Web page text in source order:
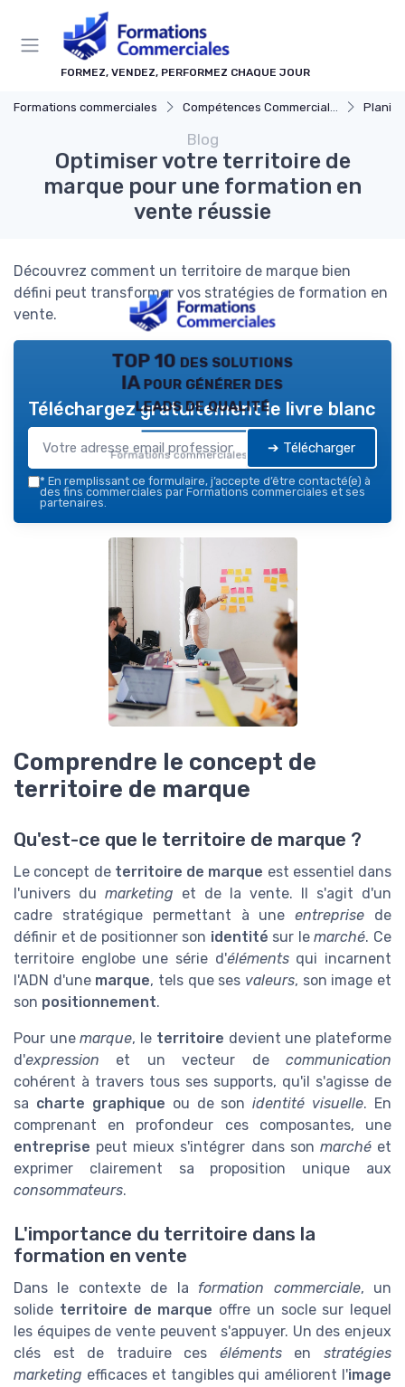
FORMEZ, VENDEZ, PERFORMEZ CHAQUE JOUR
Formations commerciales Compétences Commerciales Clés
Blog
Optimiser votre territoire de
marque pour une formation en
vente réussie
Découvrez comment un territoire de marque bien
défini peut transformer vos stratégies de formation en
vente.
TOP 10 des solutions
IA pour générer des
leads de qualité
Formations commerciales — 2026
Téléchargez gratuitement le livre blanc
➔ Télécharger
* En remplissant ce formulaire, j’accepte d’être contacté(e) à
des fins commerciales par Formations commerciales et ses
partenaires.
Comprendre le concept de
territoire de marque
Qu'est-ce que le territoire de marque ?
Le concept de territoire de marque est essentiel dans
l'univers du marketing et de la vente. Il s'agit d'un
cadre stratégique permettant à uneentreprise de
définir et de positionner son identité sur lemarché. Ce
territoire englobe une série d'élémentsqui incarnent
l'ADN d'une marque, tels que ses valeurs, son image et
son positionnement.
Pour unemarque, le territoire devient une plateforme
d'expression et un vecteur de communication
cohérent à travers tous ses supports, qu'il s'agisse de
sa charte graphique ou de sonidentité visuelle. En
comprenant en profondeur ces composantes, une
entreprise peut mieux s'intégrer dans son marchéet
exprimer clairement sa proposition unique aux
consommateurs.
L'importance du territoire dans la
formation en vente
Dans le contexte de la formation commerciale, un
solide territoire de marque offre un socle sur lequel
les équipes de vente peuvent s'appuyer. Un des enjeux
clés est de traduire ces élémentsenstratégies
marketing efficaces et tangibles qui améliorent l'image
Panneau de gestion des cookies